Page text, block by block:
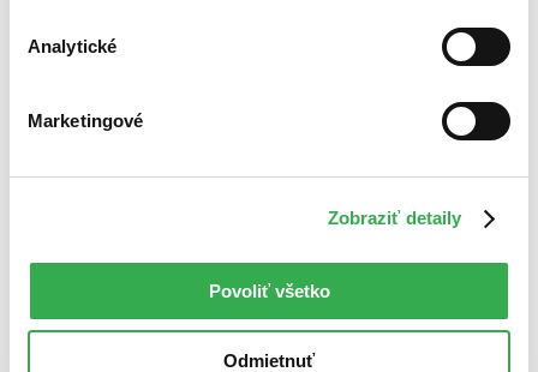
Analytické
Marketingové
Zobraziť detaily
Povoliť všetko
Odmietnuť
Top hodnotené
Najlacnejšie
Použité filtre
Nebol nájdenýžiadny titulvyhovujúci zadaným podmienkam.
Skúste prosím zmeniť vyhľadávaný výraz.